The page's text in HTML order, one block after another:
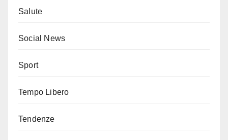
Salute
Social News
Sport
Tempo Libero
Tendenze